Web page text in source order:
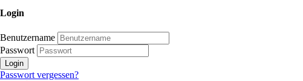
Login
Benutzername
Passwort
Login
Passwort vergessen?